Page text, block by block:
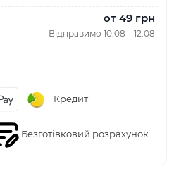
от 49 грн
Відправимо 10.08 – 12.08
Кредит
Безготівковий розрахунок